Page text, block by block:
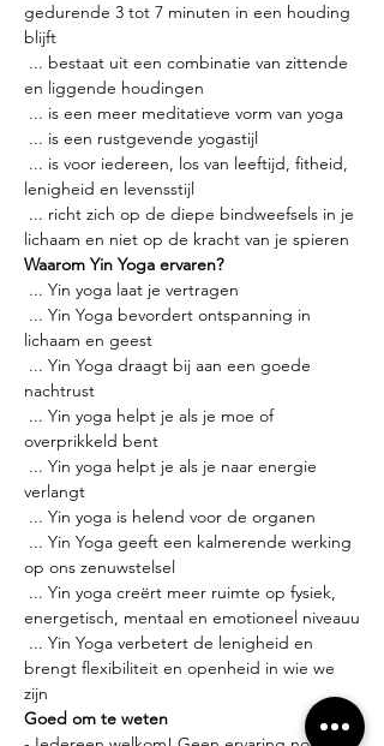
gedurende 3 tot 7 minuten in een houding
blijft
... bestaat uit een combinatie van zittende
en liggende houdingen
... is een meer meditatieve vorm van yoga
... is een rustgevende yogastijl
... is voor iedereen, los van leeftijd, fitheid,
lenigheid en levensstijl
... richt zich op de diepe bindweefsels in je
lichaam en niet op de kracht van je spieren
Waarom Yin Yoga ervaren?
... Yin yoga laat je vertragen
... Yin Yoga bevordert ontspanning in
lichaam en geest
... Yin Yoga draagt bij aan een goede
nachtrust
... Yin yoga helpt je als je moe of
overprikkeld bent
... Yin yoga helpt je als je naar energie
verlangt
... Yin yoga is helend voor de organen
... Yin Yoga geeft een kalmerende werking
op ons zenuwstelsel
... Yin yoga creërt meer ruimte op fysiek,
energetisch, mentaal en emotioneel niveauu
... Yin Yoga verbetert de lenigheid en
brengt flexibiliteit en openheid in wie we
zijn
Goed om te weten